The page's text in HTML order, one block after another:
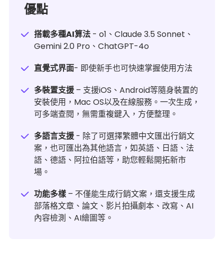
優點
搭載多種AI算法 - o1、Claude 3.5 Sonnet、
Gemini 2.0 Pro、ChatGPT-4o
直覺式界面- 即使新手也可快速掌握使用方法
多裝置支援 – 支援iOS、Android等隨身裝置的
安裝使用，Mac OS以及在線服務。一次生成，
可多端查閱，無需重複鍵入，方便整理。
多語言支援 - 除了可選擇繁體中文匯出行銷文
案，也可匯出為其他語言，如英語、日語、法
語、德語、阿拉伯語等，助您輕鬆開拓新市
場。
功能多樣 – 不僅能生成行銷文案，還支援生成
部落格文章、論文、影片拍攝劇本、改寫、AI
內容檢測、AI繪圖等。